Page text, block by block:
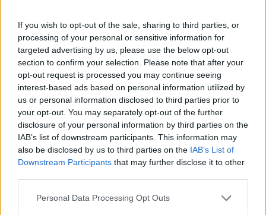
If you wish to opt-out of the sale, sharing to third parties, or
processing of your personal or sensitive information for
targeted advertising by us, please use the below opt-out
section to confirm your selection. Please note that after your
opt-out request is processed you may continue seeing
interest-based ads based on personal information utilized by
us or personal information disclosed to third parties prior to
your opt-out. You may separately opt-out of the further
disclosure of your personal information by third parties on the
IAB’s list of downstream participants. This information may
also be disclosed by us to third parties on the IAB’s List of
Downstream Participants that may further disclose it to other
Personal Data Processing Opt Outs
ΥΠΟΔΟΜΕΣ & ΚΑΤΑΣΚΕΥΕΣ